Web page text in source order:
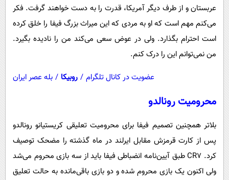
عربستان و از طرف دیگر آمریکا، قدرت را به دست خواهند گرفت. فکر
می‌کنم مهم است که او به مردی که این میراث بزرگ فیفا را خلق کرده
است احترام بگذارد. ولی در عوض سعی می‌کند من را نادیده بگیرد.
من نمی‌توانم این را درک کنم.
عضویت در کانال تلگرام / روبیکا / بله عصر ایران
محرومیت رونالدو
بلاتر همچنین تصمیم فیفا برای محرومیت تعلیقی کریستیانو رونالدو
پس از کارت قرمزش مقابل ایرلند در ماه گذشته را مضحک توصیف
کرد. CR7 طبق آیین‌نامه انضباطی فیفا باید از سه بازی محروم می‌شد
ولی اکنون یک بازی محروم شده و دو بازی باقی‌مانده به حالت تعلیق